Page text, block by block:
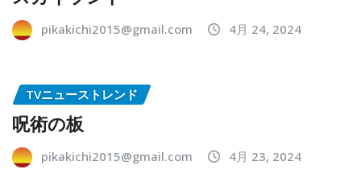
pikakichi2015@gmail.com 4月 24, 2024
TVニューストレンド
呪術の板
pikakichi2015@gmail.com 4月 23, 2024